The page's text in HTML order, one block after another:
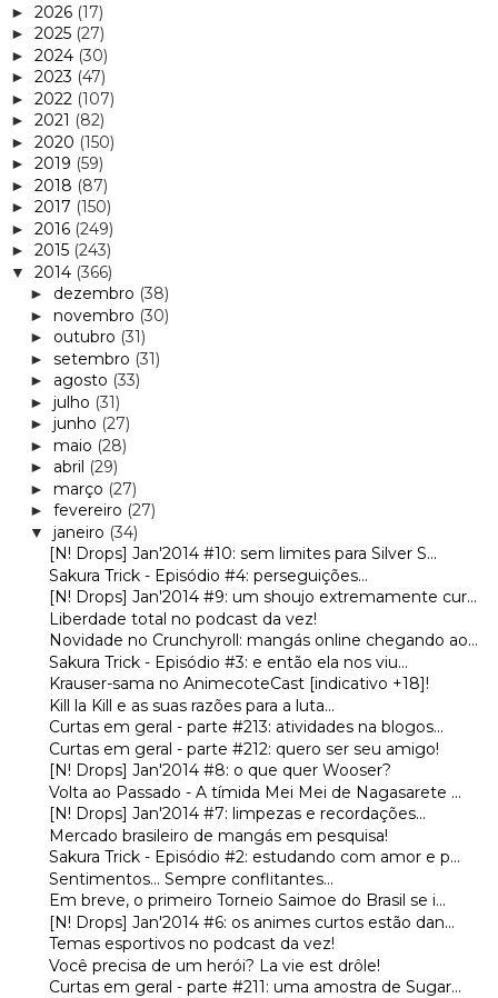
► 2026 (17)
► 2025 (27)
► 2024 (30)
► 2023 (47)
► 2022 (107)
► 2021 (82)
► 2020 (150)
► 2019 (59)
► 2018 (87)
► 2017 (150)
► 2016 (249)
► 2015 (243)
▼ 2014 (366)
► dezembro (38)
► novembro (30)
► outubro (31)
► setembro (31)
► agosto (33)
► julho (31)
► junho (27)
► maio (28)
► abril (29)
► março (27)
► fevereiro (27)
▼ janeiro (34)
[N! Drops] Jan'2014 #10: sem limites para Silver S...
Sakura Trick - Episódio #4: perseguições...
[N! Drops] Jan'2014 #9: um shoujo extremamente cur...
Liberdade total no podcast da vez!
Novidade no Crunchyroll: mangás online chegando ao...
Sakura Trick - Episódio #3: e então ela nos viu...
Krauser-sama no AnimecoteCast [indicativo +18]!
Kill la Kill e as suas razões para a luta...
Curtas em geral - parte #213: atividades na blogos...
Curtas em geral - parte #212: quero ser seu amigo!
[N! Drops] Jan'2014 #8: o que quer Wooser?
Volta ao Passado - A tímida Mei Mei de Nagasarete ...
[N! Drops] Jan'2014 #7: limpezas e recordações...
Mercado brasileiro de mangás em pesquisa!
Sakura Trick - Episódio #2: estudando com amor e p...
Sentimentos... Sempre conflitantes...
Em breve, o primeiro Torneio Saimoe do Brasil se i...
[N! Drops] Jan'2014 #6: os animes curtos estão dan...
Temas esportivos no podcast da vez!
Você precisa de um herói? La vie est drôle!
Curtas em geral - parte #211: uma amostra de Sugar...